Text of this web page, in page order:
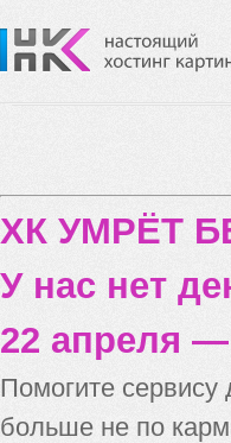
ХК УМРЁТ
У нас нет
22 апреля
Помогите
больше не по